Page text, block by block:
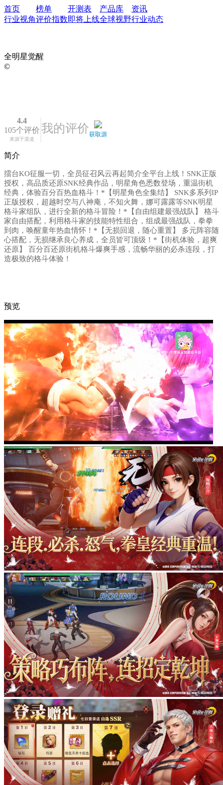
首页
行业视角
榜单
评价指数
开测表
即将上线
产品库
全球视野
资讯
行业动态
全明星觉醒
©
4.4
105个评价
来源于渠道
我的评价获取源
简介
擂台KO征服一切，全员征召风云再起简介全平台上线！SNK正版
授权，高品质还原SNK经典作品，明星角色悉数登场，重温街机
经典，体验百分百热血格斗！*【明星角色全集结】 SNK多系列IP
正版授权，超越时空与八神庵，不知火舞，娜可露露等SNK明星
格斗家组队，进行全新的格斗冒险！*【自由组建最强战队】 格斗
家自由搭配，利用格斗家的技能特性组合，组成最强战队，拳拳
到肉，唤醒童年热血情怀！*【无损回退，随心重置】 多元阵容随
心搭配，无损继承良心养成，全员皆可顶级！*【街机体验，超爽
还原】 百分百还原街机格斗爆爽手感，流畅华丽的必杀连段，打
造极致的格斗体验！
预览